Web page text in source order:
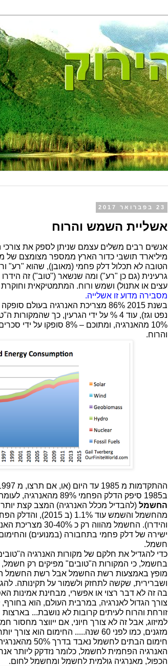
23 בפברואר 2017
אשליית השמש והרוח
מיליארד תושבי כדור הארץ ממספר מצומצם של
הטובה לא תכלול דלק פחמי (מאובן), שהוא "רע"
גרעינית (גם כן "רע") ומה שנשאר ("טוב") זה
עצים או אתנול) ושמש ורוח. המתמטיקאית וחוקרת
מסבירה מדוע זו אשלייה.
בשנת 2015 86% מצריכת האנרגיה
נפט וגז), עוד 4 % על ידי הגרעין, כך
והרוח.
ב1985 סיפק הדלק הפחמי 89% מהאנרגיה, לעומת 86% היום. בתחום הפקת
החשמל
והידרו). החשמל
ישירה של דלק פחמי בתחבורה (במנועים)
חשמל.
כדי להגדיל את חלקם של מקורות האנרגיה
בחשמל, כי המקורות ה"טובים" מפיקים רק
מופץ באמצעות רשת החשמל אבל רשת החשמל
ושברירית, שקשה לתחזק ולשמור על תקינותה.
בה זה לא דבר רצוי או אפשרי, מבחינת אמינות
צורך הגדול לאנרגיה, במרבית העולם, הוא
זורחת והרוח לעיתים קרובות לא נושבת...
למיזוג, אבל זה לא צורך חיוני, אם ייווצר מחסור
מזגנים, כמו לפני 60 שנה..... החימום
חימום הבתים
האנרגיה הפחמית לחשמל, כלומר נזדקק ליותר
הכפול, מאנרגיה גולמית לחשמל ומחשמל לחום.